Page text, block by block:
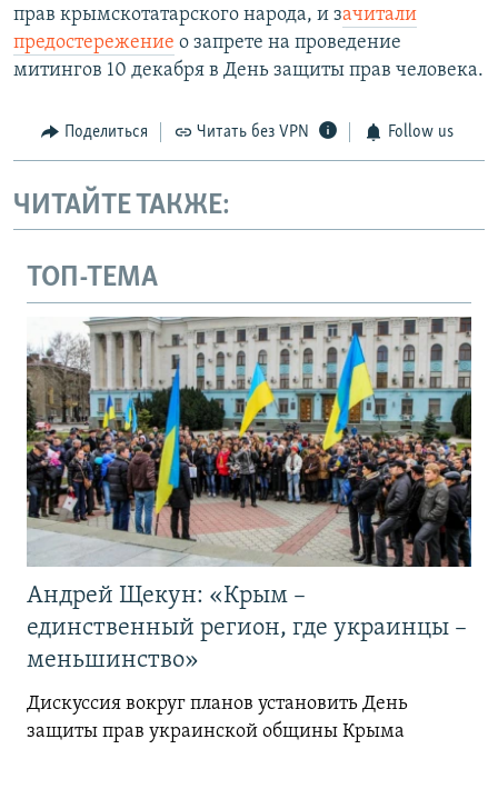
прав крымскотатарского народа, и зачитали
предостережение о запрете на проведение
митингов 10 декабря в День защиты прав человека.
Поделиться Читать без VPN Follow us
ЧИТАЙТЕ ТАКЖЕ:
ТОП-ТЕМА
Андрей Щекун: «Крым –
единственный регион, где украинцы –
меньшинство»
Дискуссия вокруг планов установить День
защиты прав украинской общины Крыма